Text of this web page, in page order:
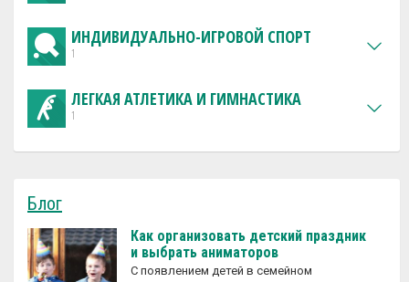
ИНДИВИДУАЛЬНО-ИГРОВОЙ СПОРТ
1
ЛЕГКАЯ АТЛЕТИКА И ГИМНАСТИКА
1
Блог
Как организовать детский праздник
и выбрать аниматоров
С появлением детей в семейном